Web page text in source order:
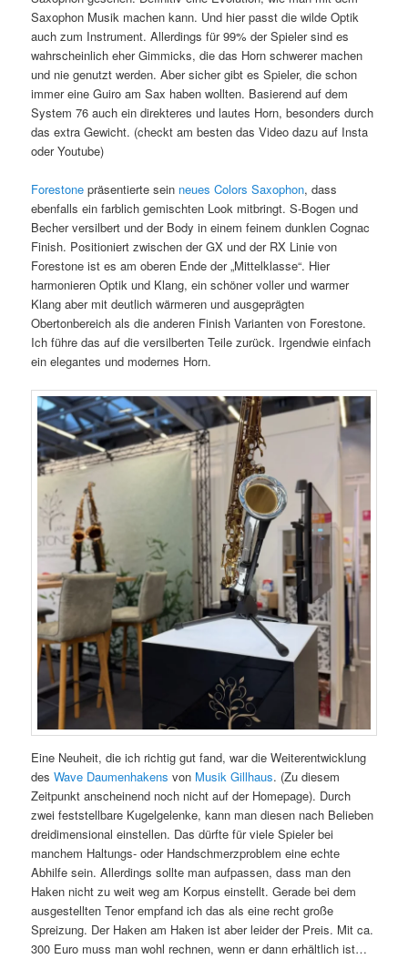
Saxophon Musik machen kann. Und hier passt die wilde Optik
auch zum Instrument. Allerdings für 99% der Spieler sind es
wahrscheinlich eher Gimmicks, die das Horn schwerer machen
und nie genutzt werden. Aber sicher gibt es Spieler, die schon
immer eine Guiro am Sax haben wollten. Basierend auf dem
System 76 auch ein direkteres und lautes Horn, besonders durch
das extra Gewicht. (checkt am besten das Video dazu auf Insta
oder Youtube)
Forestone präsentierte sein neues Colors Saxophon, dass
ebenfalls ein farblich gemischten Look mitbringt. S-Bogen und
Becher versilbert und der Body in einem feinem dunklen Cognac
Finish. Positioniert zwischen der GX und der RX Linie von
Forestone ist es am oberen Ende der „Mittelklasse“. Hier
harmonieren Optik und Klang, ein schöner voller und warmer
Klang aber mit deutlich wärmeren und ausgeprägten
Obertonbereich als die anderen Finish Varianten von Forestone.
Ich führe das auf die versilberten Teile zurück. Irgendwie einfach
ein elegantes und modernes Horn.
Eine Neuheit, die ich richtig gut fand, war die Weiterentwicklung
desWave Daumenhakens von Musik Gillhaus. (Zu diesem
Zeitpunkt anscheinend noch nicht auf der Homepage). Durch
zwei feststellbare Kugelgelenke, kann man diesen nach Belieben
dreidimensional einstellen. Das dürfte für viele Spieler bei
manchem Haltungs- oder Handschmerzproblem eine echte
Abhilfe sein. Allerdings sollte man aufpassen, dass man den
Haken nicht zu weit weg am Korpus einstellt. Gerade bei dem
ausgestellten Tenor empfand ich das als eine recht große
Spreizung. Der Haken am Haken ist aber leider der Preis. Mit ca.
300 Euro muss man wohl rechnen, wenn er dann erhältlich ist…